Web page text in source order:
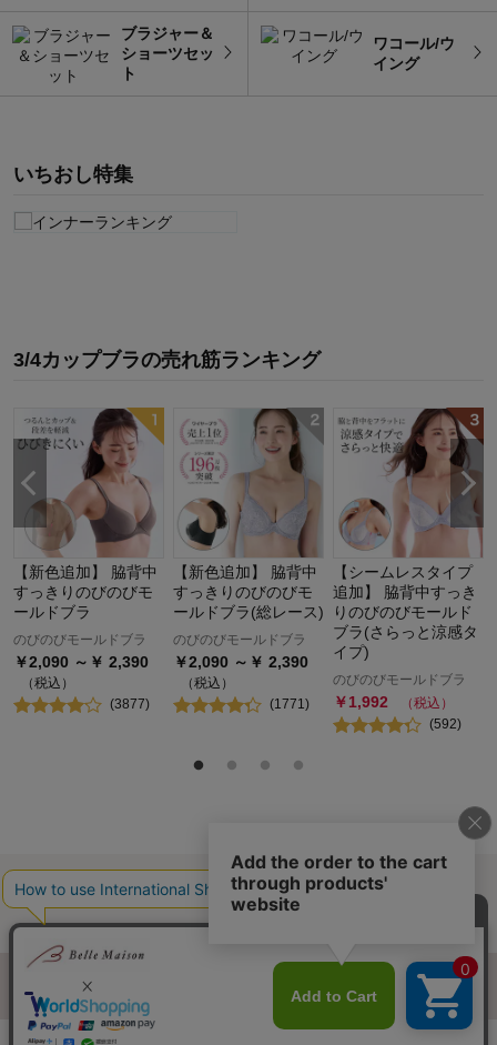
ブラジャー＆
ショーツセッ
ト
ワコール/ウ
イング
いちおし特集
3/4カップブラの売れ筋ランキング
【新色追加】 脇背中
すっきりのびのびモ
ールドブラ
のびのびモールドブラ
￥2,090 ～￥ 2,390
（税込）
(3877)
【新色追加】 脇背中
すっきりのびのびモ
ールドブラ(総レース)
のびのびモールドブラ
￥2,090 ～￥ 2,390
（税込）
(1771)
【シームレスタイプ
追加】 脇背中すっき
りのびのびモールド
ブラ(さらっと涼感タ
イプ)
のびのびモールドブラ
￥1,992
（税込）
(592)
最近チェックした商品